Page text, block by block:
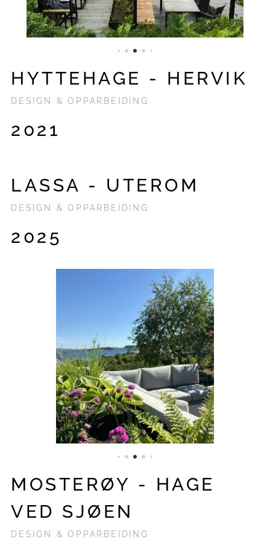
HYTTEHAGE - HERVIK
DESIGN & OPPARBEIDING
2021
LASSA - UTEROM
DESIGN & OPPARBEIDING
2025
MOSTERØY - HAGE
VED SJØEN
DESIGN & OPPARBEIDING